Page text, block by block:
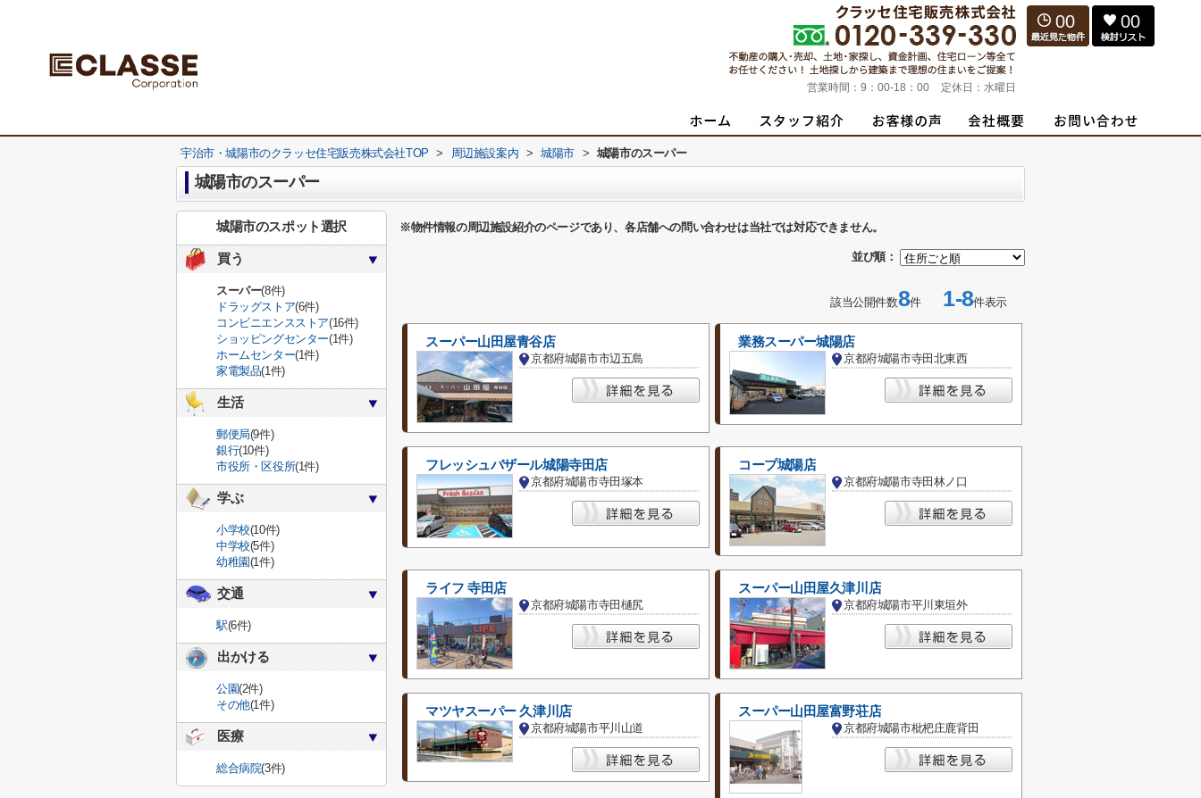
営業時間： 9：00-18：00 定休日： 水曜日
00 00
宇治市・城陽市のクラッセ住宅販売株式会社TOP > 周辺施設案内 > 城陽市 > 城陽市のスーパー
城陽市のスーパー
※物件情報の周辺施設紹介のページであり、各店舗への問い合わせは当社では対応できません。
並び順：
該当公開件数8件1-8件表示
スーパー山田屋青谷店
京都府城陽市市辺五島
業務スーパー城陽店
京都府城陽市寺田北東西
フレッシュバザール城陽寺田店
京都府城陽市寺田塚本
コープ城陽店
京都府城陽市寺田林ノ口
ライフ 寺田店
京都府城陽市寺田樋尻
スーパー山田屋久津川店
京都府城陽市平川東垣外
マツヤスーパー 久津川店
京都府城陽市平川山道
スーパー山田屋富野荘店
京都府城陽市枇杷庄鹿背田
城陽市のスポット選択
買う
スーパー(8件)
ドラッグストア(6件)
コンビニエンスストア(16件)
ショッピングセンター(1件)
ホームセンター(1件)
家電製品(1件)
生活
郵便局(9件)
銀行(10件)
市役所・区役所(1件)
学ぶ
小学校(10件)
中学校(5件)
幼稚園(1件)
交通
駅(6件)
出かける
公園(2件)
その他(1件)
医療
総合病院(3件)